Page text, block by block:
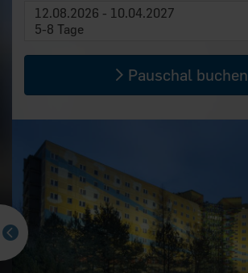
12.08.2026 - 10.04.2027
5-8 Tage
Pauschal buchen